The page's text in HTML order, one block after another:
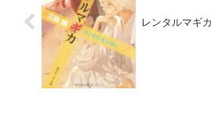
レンタルマギ